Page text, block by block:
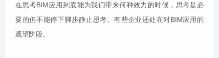
在思考BIM应用到底能为我们带来何种效力的时候，思考是必
要的但不能停下脚步静止思考。有些企业还处在对BIM应用的
观望阶段。